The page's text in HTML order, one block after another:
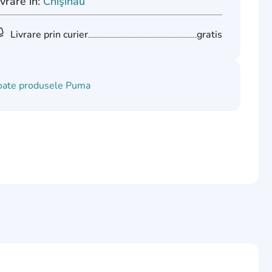
Livrare prin curier gratis
produsele Puma